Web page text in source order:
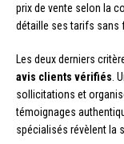
prix de vente selon la
détaille ses tarifs sans
Les deux derniers
avis clients vérifiés .
sollicitations et
témoignages
spécialisés révèlent la